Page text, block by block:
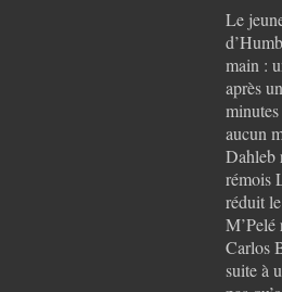
Le
main :
après
aucun
Dahleb
rémois
réduit
M’Pelé
Carlos
suite à